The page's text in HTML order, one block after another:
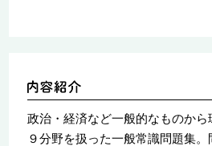
政治・経済など一般的なものから
９分野を扱った一般常識問題集